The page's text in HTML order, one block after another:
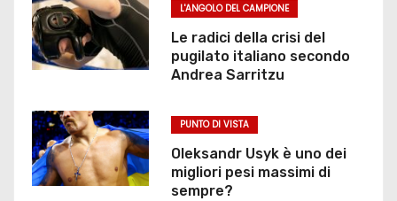
L'ANGOLO DEL CAMPIONE
Le radici della crisi del
pugilato italiano secondo
Andrea Sarritzu
PUNTO DI VISTA
Oleksandr Usyk è uno dei
migliori pesi massimi di
sempre?